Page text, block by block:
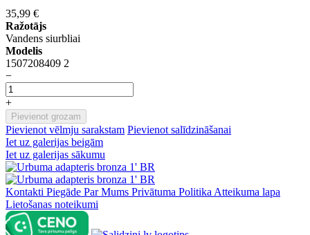
35,99 €
Ražotājs
Vandens siurbliai
Modelis
1507208409 2
−
+
Pievienot grozam
Pievienot vēlmju sarakstam Pievienot salīdzināšanai
Iet uz galerijas beigām
Iet uz galerijas sākumu
Kontakti Piegāde Par Mums Privātuma Politika Atteikuma lapa
Lietošanas noteikumi